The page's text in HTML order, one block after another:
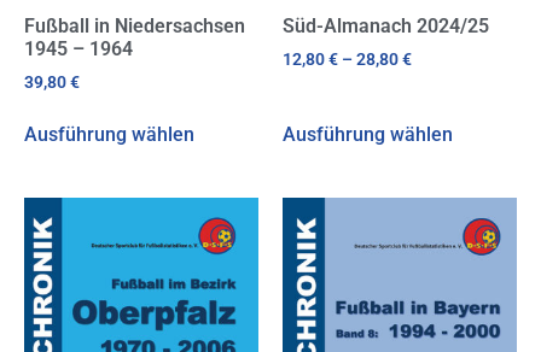
Fußball in Niedersachsen
1945 – 1964
39,80€
Ausführung wählen
Süd-Almanach 2024/25
12,80€ – 28,80€
Ausführung wählen